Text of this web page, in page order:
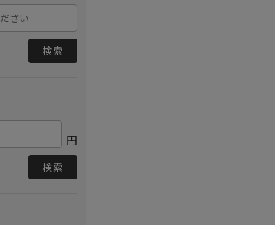
検索
円
検索